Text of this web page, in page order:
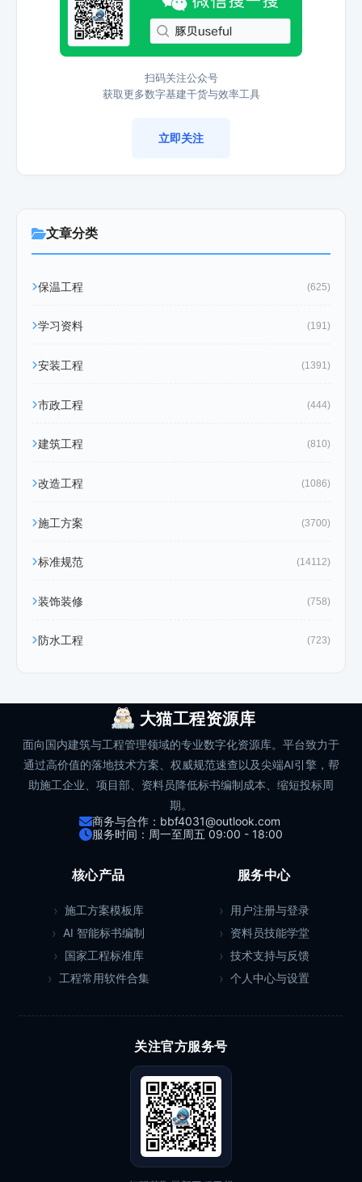
扫码关注公众号
获取更多数字基建干货与效率工具
立即关注
文章分类
保温工程 (625)
学习资料 (191)
安装工程 (1391)
市政工程 (444)
建筑工程 (810)
改造工程 (1086)
施工方案 (3700)
标准规范 (14112)
装饰装修 (758)
防水工程 (723)
大猫工程资源库
面向国内建筑与工程管理领域的专业数字化资源库。平台致力于
通过高价值的落地技术方案、权威规范速查以及尖端AI引擎，帮
助施工企业、项目部、资料员降低标书编制成本、缩短投标周
期。
商务与合作：bbf4031@outlook.com
服务时间：周一至周五 09:00 - 18:00
核心产品
施工方案模板库
AI 智能标书编制
国家工程标准库
工程常用软件合集
服务中心
用户注册与登录
资料员技能学堂
技术支持与反馈
个人中心与设置
关注官方服务号